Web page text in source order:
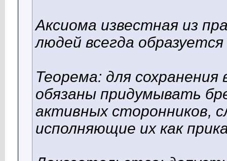
Аксиома известная из
людей всегда
Теорема: для
обязаны придумывать
активных сторонников,
исполняющие их как